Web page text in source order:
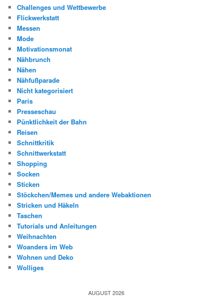
Challenges und Wettbewerbe
Flickwerkstatt
Messen
Mode
Motivationsmonat
Nähbrunch
Nähen
Nähfußparade
Nicht kategorisiert
Paris
Presseschau
Pünktlichkeit der Bahn
Reisen
Schnittkritik
Schnittwerkstatt
Shopping
Socken
Sticken
Stöckchen/Memes und andere Webaktionen
Stricken und Häkeln
Taschen
Tutorials und Anleitungen
Weihnachten
Woanders im Web
Wohnen und Deko
Wolliges
AUGUST 2026